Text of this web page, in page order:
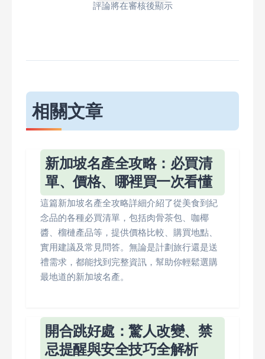
評論將在審核後顯示
相關文章
新加坡名產全攻略：必買清
單、價格、哪裡買一次看懂
這篇新加坡名產全攻略詳細介紹了從美食到紀
念品的各種必買清單，包括肉骨茶包、咖椰
醬、榴槤產品等，提供價格比較、購買地點、
實用建議及常見問答。無論是計劃旅行還是送
禮需求，都能找到完整資訊，幫助你輕鬆選購
最地道的新加坡名產。
開合跳好處：驚人改變、禁
忌提醒與安全技巧全解析